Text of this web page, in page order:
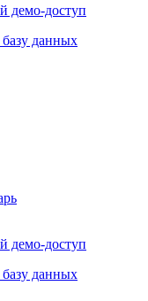
свопы
данных